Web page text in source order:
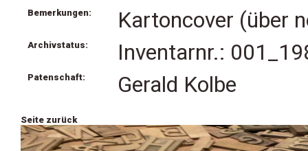
Bemerkungen: Kartoncover (über
Archivstatus: Inventarnr.:
Patenschaft: Gerald Kolbe
Seite zurück